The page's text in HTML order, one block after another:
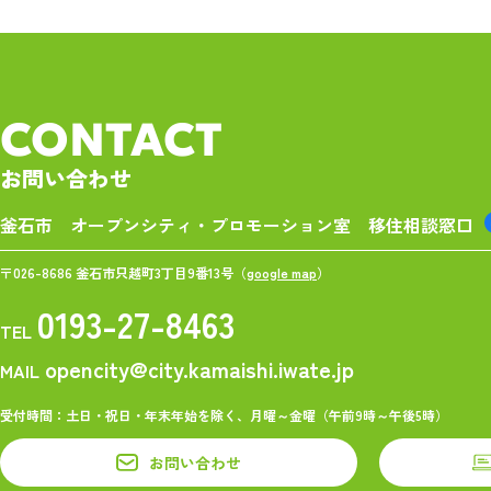
CONTACT
お問い合わせ
釜石市 オープンシティ・プロモーション室 移住相談窓口
〒026-8686 釜石市只越町3丁目9番13号（google map）
TEL 0193-27-8463
MAIL opencity@city.kamaishi.iwate.jp
受付時間：土日・祝日・年末年始を除く、月曜～金曜（午前9時～午後5時）
お問い合わせ